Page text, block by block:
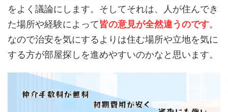
をよく議論にします。そしてそれは、人が住んでき
た場所や経験によって皆の意見が全然違うのです。
なので治安を気にするよりは住む場所や立地を気に
する方が部屋探しを進めやすいのかなと思います。